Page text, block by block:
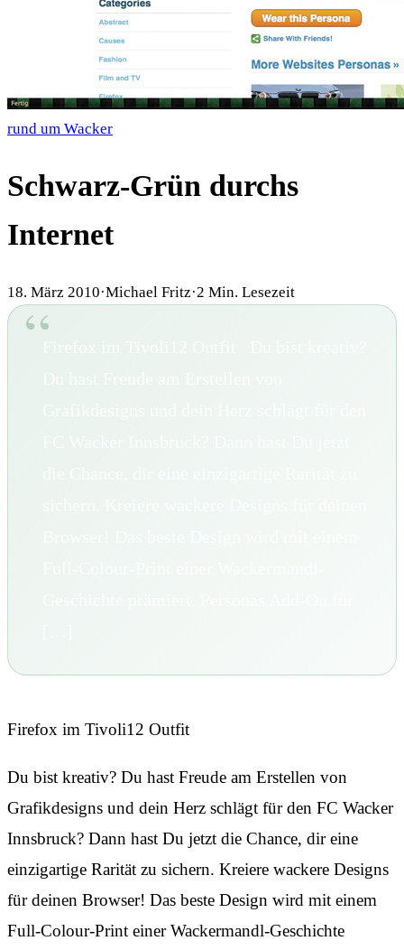
rund um Wacker
Schwarz-Grün durchs
Internet
18. März 2010·Michael Fritz·2 Min. Lesezeit
Firefox im Tivoli12 Outfit
Du bist kreativ? Du hast Freude am Erstellen von
Grafikdesigns und dein Herz schlägt für den FC Wacker
Innsbruck? Dann hast Du jetzt die Chance, dir eine
einzigartige Rarität zu sichern. Kreiere wackere Designs
für deinen Browser! Das beste Design wird mit einem
Full-Colour-Print einer Wackermandl-Geschichte